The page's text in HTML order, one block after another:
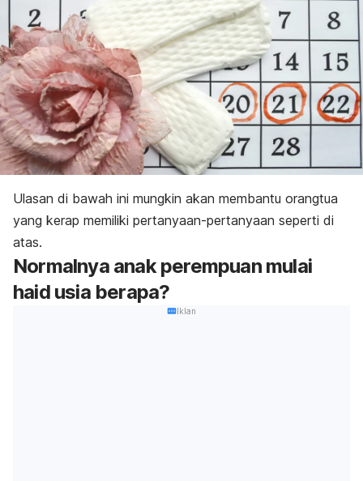
Ulasan di bawah ini mungkin akan membantu orangtua
yang kerap memiliki pertanyaan-pertanyaan seperti di
atas.
Normalnya anak perempuan mulai
haid usia berapa?
Iklan